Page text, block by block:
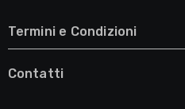
Termini e Condizioni
Contatti